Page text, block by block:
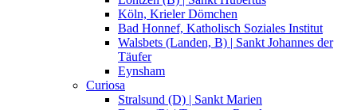
Köln, Krieler Dömchen
Bad Honnef, Katholisch Soziales Institut
Walsbets (Landen, B) | Sankt Johannes der
Täufer
Eynsham
Curiosa
Stralsund (D) | Sankt Marien